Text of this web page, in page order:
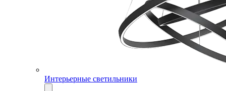
Интерьерные светильники